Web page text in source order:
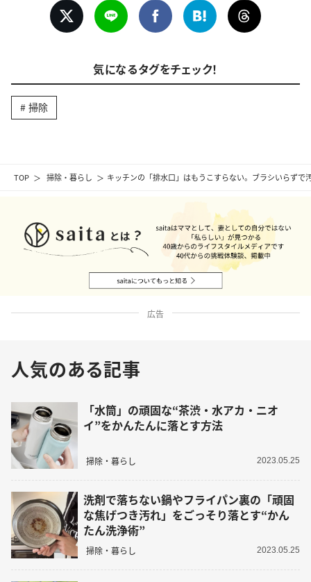
TOP 掃除・暮らし キッチンの「排水口」はもうこすらない。ブラシいらずで
気になるタグをチェック！
掃除
広告
人気のある記事
「水筒」の頑固な“茶渋・水アカ・ニオ
イ”をかんたんに落とす方法
掃除・暮らし 2023.05.25
洗剤で落ちない鍋やフライパン裏の「頑固
な焦げつき汚れ」をごっそり落とす“かん
たん洗浄術”
掃除・暮らし 2023.05.25